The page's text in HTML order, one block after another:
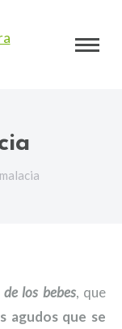
los bebes, que
agudos que se